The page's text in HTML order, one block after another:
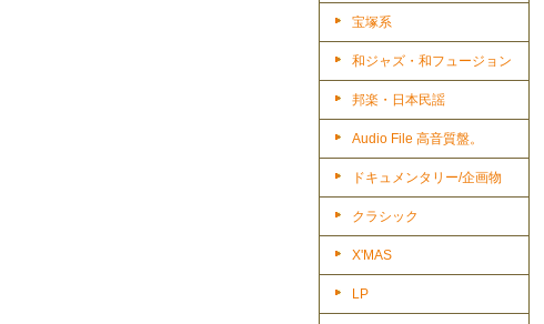
宝塚系
和ジャズ・和フュージョン
邦楽・日本民謡
Audio File 高音質盤。
ドキュメンタリー/企画物
クラシック
X'MAS
LP